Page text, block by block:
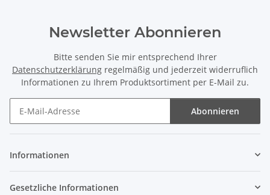
Newsletter Abonnieren
Bitte senden Sie mir entsprechend Ihrer
Datenschutzerklärung regelmäßig und jederzeit widerruflich
Informationen zu Ihrem Produktsortiment per E-Mail zu.
Abonnieren
Informationen
Gesetzliche Informationen